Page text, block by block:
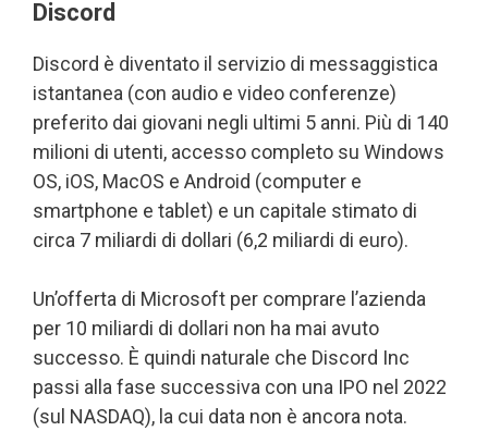
Discord
Discord è diventato il servizio di messaggistica
istantanea (con audio e video conferenze)
preferito dai giovani negli ultimi 5 anni. Più di 140
milioni di utenti, accesso completo su Windows
OS, iOS, MacOS e Android (computer e
smartphone e tablet) e un capitale stimato di
circa 7 miliardi di dollari (6,2 miliardi di euro).
Un’offerta di Microsoft per comprare l’azienda
per 10 miliardi di dollari non ha mai avuto
successo. È quindi naturale che Discord Inc
passi alla fase successiva con una IPO nel 2022
(sul NASDAQ), la cui data non è ancora nota.